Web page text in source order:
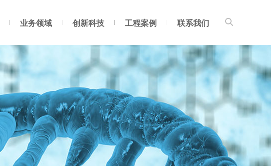
业务领域 创新科技 工程案例 联系我们